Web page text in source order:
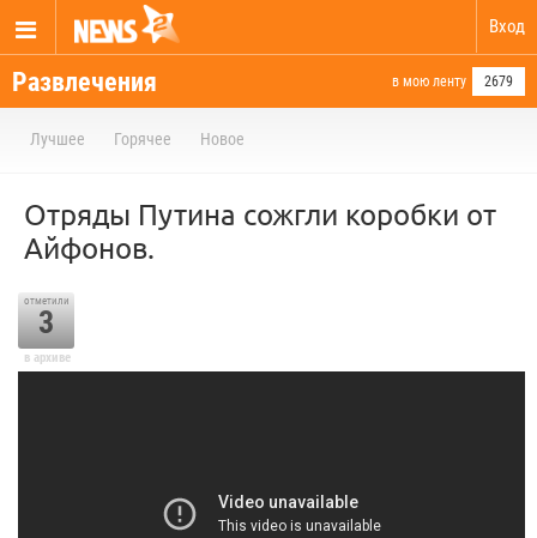
Вход
Развлечения в мою ленту 2679
Лучшее Горячее Новое
Отряды Путина сожгли коробки от
Айфонов.
отметили
3
в архиве